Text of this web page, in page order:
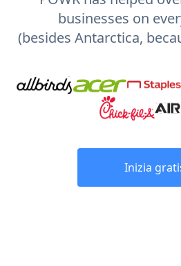
businesses on
(besides Antarctica,
Inizia